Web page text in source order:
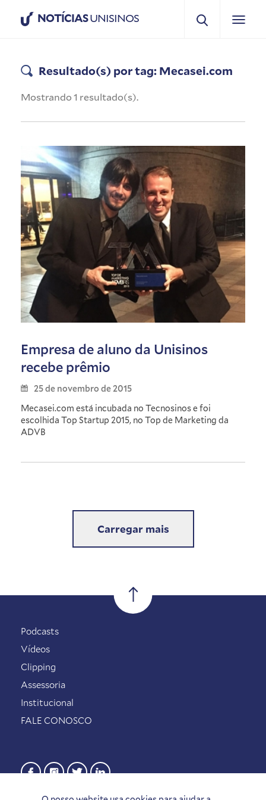
NOTÍCIASUNISINOS
Resultado(s) por tag: Mecasei.com
Mostrando 1 resultado(s).
Empresa de aluno da Unisinos
recebe prêmio
25 de novembro de 2015
Mecasei.com está incubada no Tecnosinos e foi
escolhida Top Startup 2015, no Top de Marketing da
ADVB
Carregar mais
Podcasts
Vídeos
Clipping
Assessoria
Institucional
FALE CONOSCO